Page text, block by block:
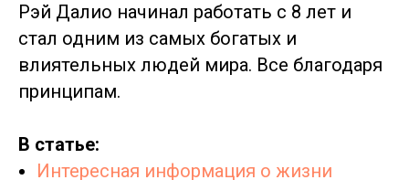
Рэй Далио начинал работать с 8 лет и
стал одним из самых богатых и
влиятельных людей мира. Все благодаря
принципам.
В статье:
Интересная информация о жизни